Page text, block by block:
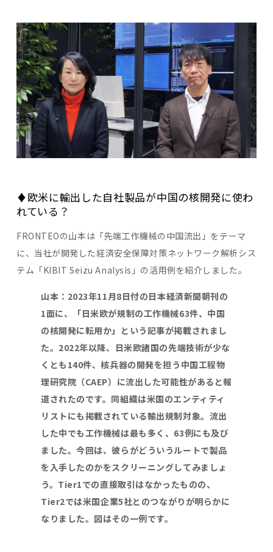
♦欧米に輸出した自社製品が中国の核開発に使わ
れている？
FRONTEOの山本は「先端工作機械の中国流出」をテーマ
に、当社が開発した経済安全保障対策ネットワーク解析シス
テム「KIBIT Seizu Analysis」の活用例を紹介しました。
山本：2023年11月8日付の日本経済新聞朝刊の
1面に、「日米欧が規制の工作機械63件、中国
の核開発に転用か」という記事が掲載されまし
た。2022年以降、日米欧諸国の先端技術が少な
くとも140件、核兵器の開発を担う中国工程物
理研究院（CAEP）に流出した可能性があると報
道されたのです。同組織は米国のエンティティ
リストにも掲載されている輸出規制対象。流出
した中でも工作機械は最も多く、63例にも及び
ました。今回は、彼らがどういうルートで製品
を入手したのかをスクリーニングしてみましょ
う。Tier1での直接取引はなかったものの、
Tier2では米国企業5社とのつながりが明らかに
なりました。図はその一例です。